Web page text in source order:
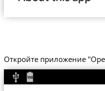
Откройте приложение